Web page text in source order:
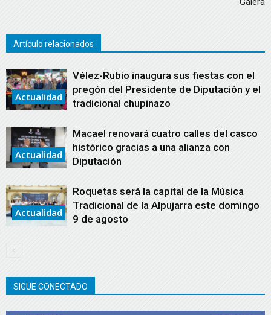
Artículo relacionados
Actualidad
Vélez-Rubio inaugura sus fiestas con el
pregón del Presidente de Diputación y el
tradicional chupinazo
Actualidad
Macael renovará cuatro calles del casco
histórico gracias a una alianza con
Diputación
Actualidad
Roquetas será la capital de la Música
Tradicional de la Alpujarra este domingo
9 de agosto
SIGUE CONECTADO